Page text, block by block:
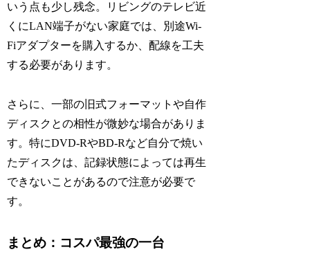
いう点も少し残念。リビングのテレビ近
くにLAN端子がない家庭では、別途Wi-
Fiアダプターを購入するか、配線を工夫
する必要があります。
さらに、一部の旧式フォーマットや自作
ディスクとの相性が微妙な場合がありま
す。特にDVD-RやBD-Rなど自分で焼い
たディスクは、記録状態によっては再生
できないことがあるので注意が必要で
す。
まとめ：コスパ最強の一台